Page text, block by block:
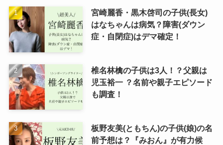
宮崎麗香・黒木啓司の子供(長女)
はなちゃんは病気？障害(ダウン
症・自閉症)はデマ確定！
椎名林檎の子供は3人！？父親は
児玉裕一 ？名前や親子エピソード
も調査！
板野友美(ともちん)の子供(娘)の名
前予想は？『みおん』が有力候